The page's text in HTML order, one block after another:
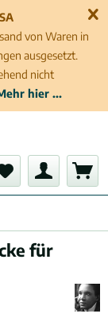
von Waren in
ausgesetzt.
nicht
hier ...
für